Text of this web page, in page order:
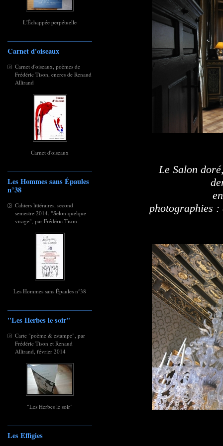
L'Échappée perpétuelle
Carnet d'oiseaux
Carnet d'oiseaux, poèmes de
Frédéric Tison, encres de Renaud
Allirand
Carnet d'oiseaux
Les Hommes sans Épaules
n°38
Cahiers littéraires, second
semestre 2014. "Selon quelque
visage", par Frédéric Tison
Les Hommes sans Épaules n°38
"Les Herbes le soir"
Carte "poème & estampe", par
Frédéric Tison et Renaud
Allirand, février 2014
"Les Herbes le soir"
Les Effigies
Le Salon
photographies